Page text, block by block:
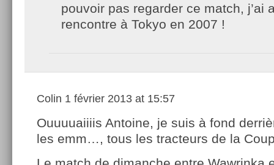
pouvoir pas regarder ce match, j’ai
rencontre à Tokyo en 2007 !
Colin 1 février 2013 at 15:57
Ouuuuaiiiis Antoine, je suis à fond
les emm…, tous les tracteurs de la